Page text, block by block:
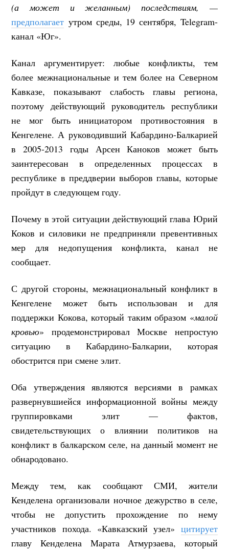
(а может и желанным) последствиям, —
предполагает утром среды, 19 сентября, Telegram-
канал «Юг».
Канал аргументирует: любые конфликты, тем
более межнациональные и тем более на Северном
Кавказе, показывают слабость главы региона,
поэтому действующий руководитель республики
не мог быть инициатором противостояния в
Кенгелене. А руководивший Кабардино-Балкарией
в 2005-2013 годы Арсен Каноков может быть
заинтересован в определенных процессах в
республике в преддверии выборов главы, которые
пройдут в следующем году.
Почему в этой ситуации действующий глава Юрий
Коков и силовики не предприняли превентивных
мер для недопущения конфликта, канал не
сообщает.
С другой стороны, межнациональный конфликт в
Кенгелене может быть использован и для
поддержки Кокова, который таким образом «малой
кровью» продемонстрировал Москве непростую
ситуацию в Кабардино-Балкарии, которая
обострится при смене элит.
Оба утверждения являются версиями в рамках
развернувшиейся информационной войны между
группировками элит — фактов,
свидетельствующих о влиянии политиков на
конфликт в балкарском селе, на данный момент не
обнародовано.
Между тем, как сообщают СМИ, жители
Кенделена организовали ночное дежурство в селе,
чтобы не допустить прохождение по нему
участников похода. «Кавказский узел» цитирует
главу Кенделена Марата Атмурзаева, который